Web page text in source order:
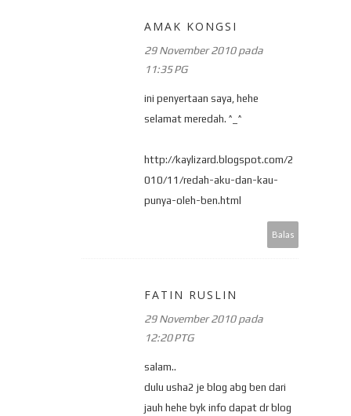
AMAK KONGSI
29 November 2010 pada
11:35 PG
ini penyertaan saya, hehe
selamat meredah. ^_^
http://kaylizard.blogspot.com/2
010/11/redah-aku-dan-kau-
punya-oleh-ben.html
Balas
FATIN RUSLIN
29 November 2010 pada
12:20 PTG
salam..
dulu usha2 je blog abg ben dari
jauh hehe byk info dapat dr blog